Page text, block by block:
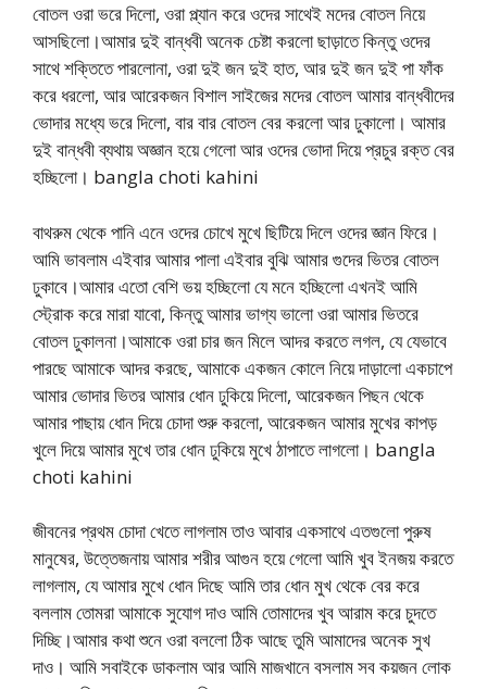
বোতল ওরা ভরে দিলো, ওরা প্ল্যান করে ওদের সাথেই মদের বোতল নিয়ে
আসছিলো।আমার দুই বান্ধবী অনেক চেষ্টা করলো ছাড়াতে কিন্তু ওদের
সাথে শক্তিতে পারলোনা, ওরা দুই জন দুই হাত, আর দুই জন দুই পা ফাঁক
করে ধরলো, আর আরেকজন বিশাল সাইজের মদের বোতল আমার বান্ধবীদের
ভোদার মধ্যে ভরে দিলো, বার বার বোতল বের করলো আর ঢুকালো। আমার
দুই বান্ধবী ব্যথায় অজ্ঞান হয়ে গেলো আর ওদের ভোদা দিয়ে প্রচুর রক্ত বের
হচ্ছিলো। bangla choti kahini
বাথরুম থেকে পানি এনে ওদের চোখে মুখে ছিটিয়ে দিলে ওদের জ্ঞান ফিরে।
আমি ভাবলাম এইবার আমার পালা এইবার বুঝি আমার গুদের ভিতর বোতল
ঢুকাবে।আমার এতো বেশি ভয় হচ্ছিলো যে মনে হচ্ছিলো এখনই আমি
স্ট্রোক করে মারা যাবো, কিন্তু আমার ভাগ্য ভালো ওরা আমার ভিতরে
বোতল ঢুকালনা।আমাকে ওরা চার জন মিলে আদর করতে লগল, যে যেভাবে
পারছে আমাকে আদর করছে, আমাকে একজন কোলে নিয়ে দাড়ালো একচাপে
আমার ভোদার ভিতর আমার ধোন ঢুকিয়ে দিলো, আরেকজন পিছন থেকে
আমার পাছায় ধোন দিয়ে চোদা শুরু করলো, আরেকজন আমার মুখের কাপড়
খুলে দিয়ে আমার মুখে তার ধোন ঢুকিয়ে মুখে ঠাপাতে লাগলো। bangla
choti kahini
জীবনের প্রথম চোদা খেতে লাগলাম তাও আবার একসাথে এতগুলো পুরুষ
মানুষের, উত্তেজনায় আমার শরীর আগুন হয়ে গেলো আমি খুব ইনজয় করতে
লাগলাম, যে আমার মুখে ধোন দিছে আমি তার ধোন মুখ থেকে বের করে
বললাম তোমরা আমাকে সুযোগ দাও আমি তোমাদের খুব আরাম করে চুদতে
দিচ্ছি।আমার কথা শুনে ওরা বললো ঠিক আছে তুমি আমাদের অনেক সুখ
দাও। আমি সবাইকে ডাকলাম আর আমি মাজখানে বসলাম সব কয়জন লোক